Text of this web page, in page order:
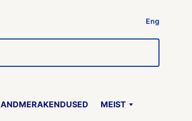
Eng
ANDMERAKENDUSED MEIST